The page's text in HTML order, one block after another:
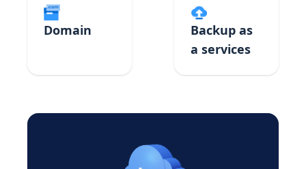
Domain
Backup as
a services